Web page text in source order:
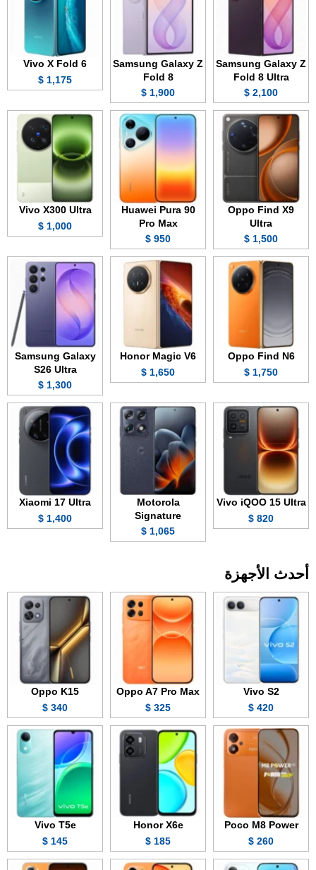
Samsung Galaxy Z
Fold 8 Ultra
2,100 $
Samsung Galaxy Z
Fold 8
1,900 $
Vivo X Fold 6
1,175 $
Oppo Find X9
Ultra
1,500 $
Huawei Pura 90
Pro Max
950 $
Vivo X300 Ultra
1,000 $
Oppo Find N6
1,750 $
Honor Magic V6
1,650 $
Samsung Galaxy
S26 Ultra
1,300 $
Vivo iQOO 15 Ultra
820 $
Motorola
Signature
1,065 $
Xiaomi 17 Ultra
1,400 $
أحدث الأجهزة
Vivo S2
420 $
Oppo A7 Pro Max
325 $
Oppo K15
340 $
Poco M8 Power
260 $
Honor X6e
185 $
Vivo T5e
145 $